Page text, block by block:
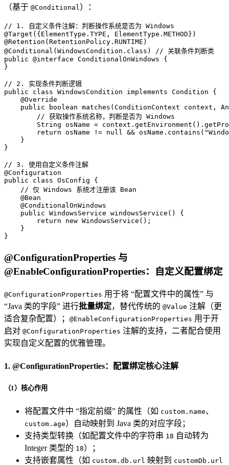
（基于 @Conditional ）：
// 1. 自定义条件注解：判断操作系统是否为 Windows
@Target({ElementType.TYPE, ElementType.METHOD})
@Retention(RetentionPolicy.RUNTIME)
@Conditional(WindowsCondition.class)
// 关联条件判断类
public @interface ConditionalOnWindows {
}
// 2. 实现条件判断逻辑
public
class WindowsCondition implements Condition {
@Override
public
boolean matches (ConditionContext context,
// 获取操作系统名称，判断是否为 Windows
String osName =
return osName != null && osName.contains(
    }
}
// 3. 使用自定义条件注解
@Configuration
public
class OsConfig {
// 仅 Windows 系统才注册该 Bean
@Bean
@ConditionalOnWindows
public WindowsService windowsService ()
{
return
new WindowsService ();
    }
}
@ConfigurationProperties 与
@EnableConfigurationProperties：自定义配置绑定
@ConfigurationProperties 用于将 “配置文件中的属性” 与
“Java 类的字段” 进行批量绑定，替代传统的 @Value 注解（更
适合复杂配置）； @EnableConfigurationProperties 用于开
启对 @ConfigurationProperties 注解的支持，二者配合使用
实现自定义配置的优雅管理。
1. @ConfigurationProperties：配置绑定核心注解
（1）核心作用
将配置文件中 “指定前缀” 的属性（如 custom.name、
custom.age）自动映射到 Java 类的对应字段；
支持类型转换（如配置文件中的字符串 18 自动转为
Integer 类型的 18）；
支持嵌套属性（如 custom.db.url 映射到 customDb.url